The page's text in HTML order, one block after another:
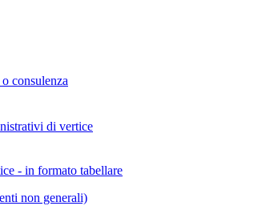
consulenza
di vertice
- in formato tabellare
non generali)